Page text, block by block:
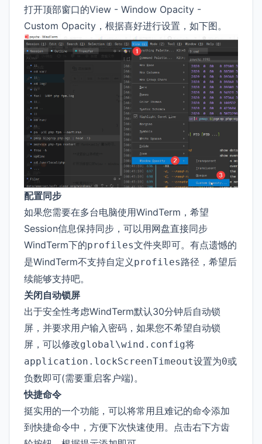
打开顶部窗口的View - Window Opacity -
Custom Opacity，根据喜好进行设置，如下图。
配置同步
如果您需要在多台电脑使用WindTerm，希望
Session信息保持同步，可以用网盘直接同步
WindTerm下的profiles文件夹即可。有点遗憾的
是WindTerm不支持自定义 profiles路径，希望后
续能够支持吧。
关闭自动锁屏
出于安全性考虑WindTerm默认30分钟后自动锁
屏，并要求用户输入密码，如果您不希望自动锁
屏，可以修改global\wind.config将
application.lockScreenTimeout设置为0或
负数即可(需要重启客户端)。
快捷命令
挺实用的一个功能，可以将常用且难记的命令添加
到快捷命令中，方便下次快速使用。点击右下方齿